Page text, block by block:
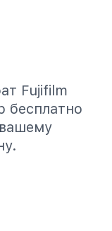
Fujifilm
бесплатно